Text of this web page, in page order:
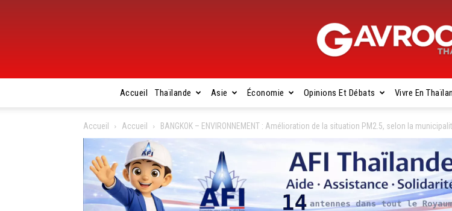
Gavroche
Thaïlande
Accueil Thaïlande Asie Économie Opinions Et Débats Vivre En
Accueil Accueil BANGKOK – ENVIRONNEMENT : Amélioration de la situation PM2.5, selon la